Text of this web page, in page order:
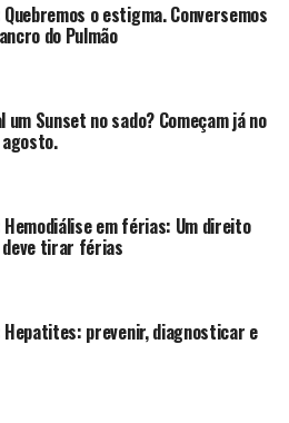
Quebremos o estigma. Conversemos
do Pulmão
um Sunset no sado? Começam já no
Hemodiálise em férias: Um direito
deve tirar férias
Hepatites: prevenir, diagnosticar e